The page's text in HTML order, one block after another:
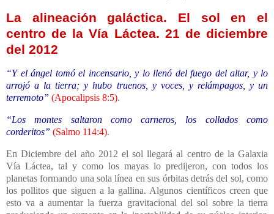
La alineación galáctica. El sol en el
centro de la Vía Láctea. 21 de diciembre
del 2012
“Y el ángel tomó el incensario, y lo llenó del fuego del altar, y lo
arrojó a la tierra; y hubo truenos, y voces, y relámpagos, y un
terremoto” (Apocalipsis 8:5).
“Los montes saltaron como carneros, los collados como
corderitos” (Salmo 114:4).
En Diciembre del año 2012 el sol llegará al centro de la Galaxia
Vía Láctea, tal y como los mayas lo predijeron, con todos los
planetas formando una sola línea en sus órbitas detrás del sol, como
los pollitos que siguen a la gallina. Algunos científicos creen que
esto va a aumentar la fuerza gravitacional del sol sobre la tierra